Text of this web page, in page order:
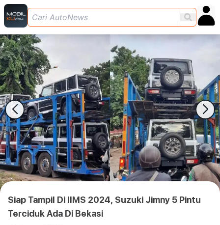
Siap Tampil Di IIMS 2024, Suzuki Jimny 5 Pintu
Terciduk Ada Di Bekasi